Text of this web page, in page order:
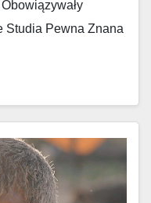
Studia Pewna Znana